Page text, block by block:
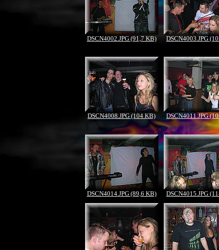
DSCN4002.JPG (91,7 KB) DSCN4003.JPG
DSCN4008.JPG (104 KB) DSCN4011.JPG
DSCN4014.JPG (89,6 KB) DSCN4015.JPG